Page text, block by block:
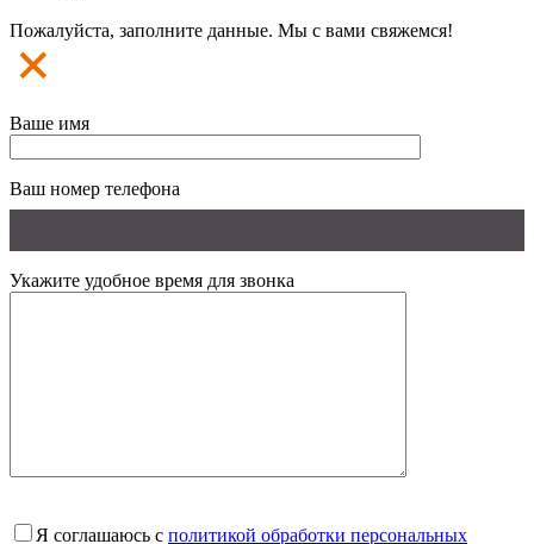
Пожалуйста, заполните данные. Мы с вами свяжемся!
Ваше имя
Ваш номер телефона
Укажите удобное время для звонка
Я соглашаюсь с политикой обработки персональных